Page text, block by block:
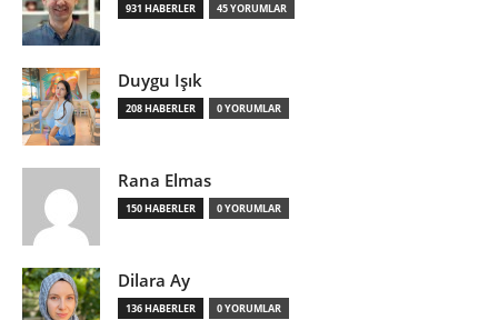
931 HABERLER 45 YORUMLAR
Duygu Işık
208 HABERLER 0 YORUMLAR
Rana Elmas
150 HABERLER 0 YORUMLAR
Dilara Ay
136 HABERLER 0 YORUMLAR